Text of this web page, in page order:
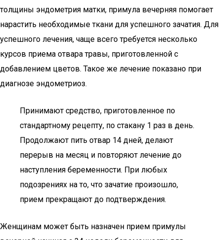
толщины эндометрия матки, примула вечерняя помогает
нарастить необходимые ткани для успешного зачатия. Для
успешного лечения, чаще всего требуется несколько
курсов приема отвара травы, приготовленной с
добавлением цветов. Такое же лечение показано при
диагнозе эндометриоз.
Принимают средство, приготовленное по
стандартному рецепту, по стакану 1 раз в день.
Продолжают пить отвар 14 дней, делают
перерыв на месяц и повторяют лечение до
наступления беременности. При любых
подозрениях на то, что зачатие произошло,
прием прекращают до подтверждения.
Женщинам может быть назначен прием примулы